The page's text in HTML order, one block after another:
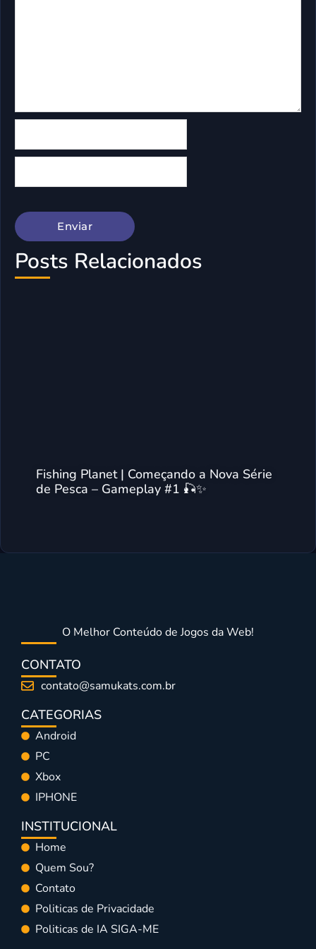
Posts Relacionados
Fishing Planet | Começando a Nova Série
de Pesca – Gameplay #1 🎣✨
O Melhor Conteúdo de Jogos da Web!
CONTATO
contato@samukats.com.br
CATEGORIAS
Android
PC
Xbox
IPHONE
INSTITUCIONAL
Home
Quem Sou?
Contato
Politicas de Privacidade
Politicas de IA SIGA-ME